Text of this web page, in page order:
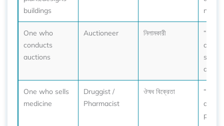
buildings
new
One who
conducts
auctions
Auctioneer নিলামকারী
“The
at
One who sells
medicine
Druggist /
Pharmacist
ঔষধ বিক্রেতা
“He